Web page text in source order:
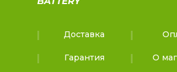
Доставка
Гарантия О